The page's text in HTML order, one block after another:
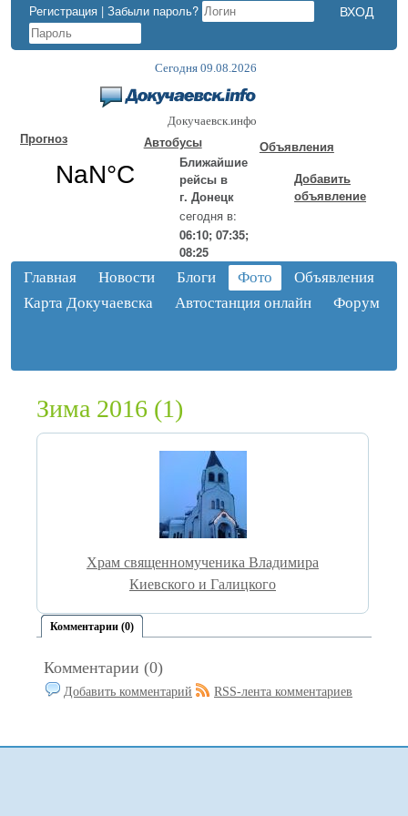
Регистрация | Забыли пароль?
Сегодня 09.08.2026
Докучаевск.инфо
Прогноз
Автобусы
Ближайшие
рейсы в
г. Донецк
сегодня в:
06:10; 07:35;
08:25
Объявления
Добавить
объявление
Главная Новости Блоги Фото
Объявления
Карта Докучаевска
Автостанция онлайн Форум
Зима 2016 (1)
Храм священномученика Владимира
Киевского и Галицкого
Комментарии (0)
Комментарии (0)
Добавить комментарий RSS-лента комментариев